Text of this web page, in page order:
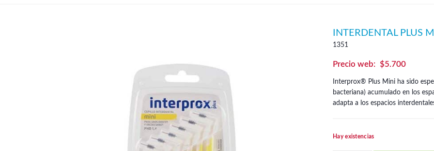
INTERDENTAL PLUS
1351
$5.700
Interprox® Plus Mini ha sido
bacteriana) acumulado en los
adapta a los espacios
Hay existencias